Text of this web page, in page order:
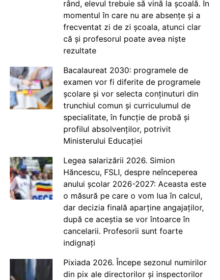
rând, elevul trebuie să vină la școală. În
momentul în care nu are absențe și a
frecventat zi de zi școala, atunci clar
că și profesorul poate avea niște
rezultate
Bacalaureat 2030: programele de
examen vor fi diferite de programele
școlare și vor selecta conținuturi din
trunchiul comun și curriculumul de
specialitate, în funcție de probă și
profilul absolvenților, potrivit
Ministerului Educației
Legea salarizării 2026. Simion
Hăncescu, FSLI, despre neînceperea
anului școlar 2026-2027: Aceasta este
o măsură pe care o vom lua în calcul,
dar decizia finală aparține angajaților,
după ce aceștia se vor întoarce în
cancelarii. Profesorii sunt foarte
indignați
Pixiada 2026. Începe sezonul numirilor
din pix ale directorilor și inspectorilor